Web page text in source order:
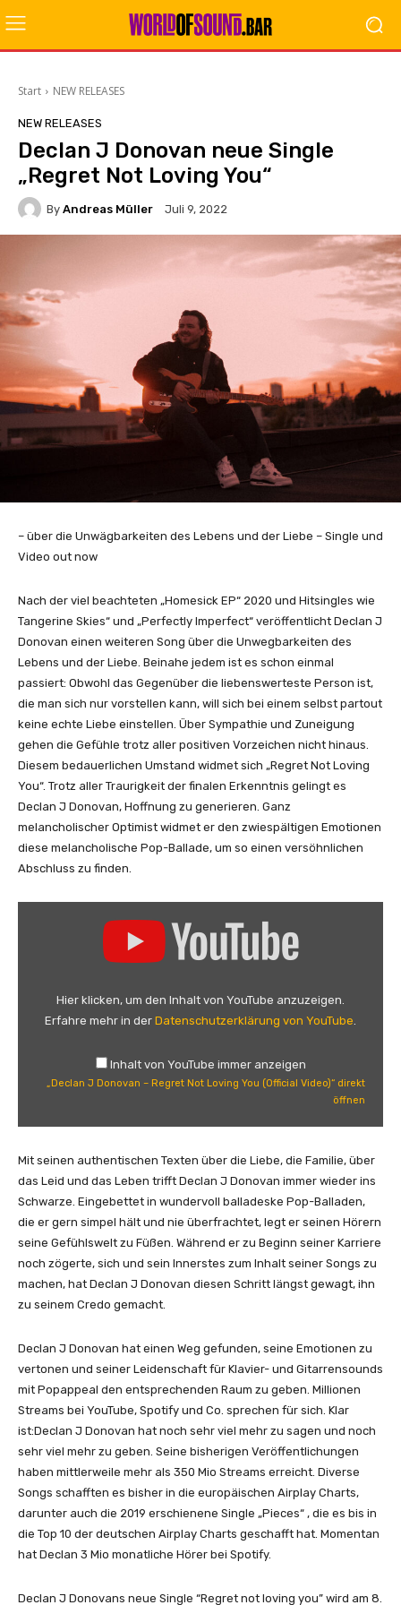
Start NEW RELEASES
NEW RELEASES
Declan J Donovan neue Single
„Regret Not Loving You“
By Andreas Müller Juli 9, 2022
– über die Unwägbarkeiten des Lebens und der Liebe – Single und
Video out now
Nach der viel beachteten „Homesick EP“ 2020 und Hitsingles wie
Tangerine Skies“ und „Perfectly Imperfect“ veröffentlicht Declan J
Donovan einen weiteren Song über die Unwegbarkeiten des
Lebens und der Liebe. Beinahe jedem ist es schon einmal
passiert: Obwohl das Gegenüber die liebenswerteste Person ist,
die man sich nur vorstellen kann, will sich bei einem selbst partout
keine echte Liebe einstellen. Über Sympathie und Zuneigung
gehen die Gefühle trotz aller positiven Vorzeichen nicht hinaus.
Diesem bedauerlichen Umstand widmet sich „Regret Not Loving
You“. Trotz aller Traurigkeit der finalen Erkenntnis gelingt es
Declan J Donovan, Hoffnung zu generieren. Ganz
melancholischer Optimist widmet er den zwiespältigen Emotionen
diese melancholische Pop-Ballade, um so einen versöhnlichen
Abschluss zu finden.
v
a
n
–
R
e
g
r
t
N
o
t
L
o
v
i
n
g
Y
u
Hier klicken, um den Inhalt von YouTube anzuzeigen.
Erfahre mehr in der Datenschutzerklärung von YouTube.
Inhalt von YouTube immer anzeigen
„Declan J Donovan – Regret Not Loving You (Official Video)“ direkt
öffnen
Mit seinen authentischen Texten über die Liebe, die Familie, über
das Leid und das Leben trifft Declan J Donovan immer wieder ins
Schwarze. Eingebettet in wundervoll balladeske Pop-Balladen,
die er gern simpel hält und nie überfrachtet, legt er seinen Hörern
seine Gefühlswelt zu Füßen. Während er zu Beginn seiner Karriere
noch zögerte, sich und sein Innerstes zum Inhalt seiner Songs zu
machen, hat Declan J Donovan diesen Schritt längst gewagt, ihn
zu seinem Credo gemacht.
Declan J Donovan hat einen Weg gefunden, seine Emotionen zu
vertonen und seiner Leidenschaft für Klavier- und Gitarrensounds
mit Popappeal den entsprechenden Raum zu geben. Millionen
Streams bei YouTube, Spotify und Co. sprechen für sich. Klar
ist:Declan J Donovan hat noch sehr viel mehr zu sagen und noch
sehr viel mehr zu geben. Seine bisherigen Veröffentlichungen
haben mittlerweile mehr als 350 Mio Streams erreicht. Diverse
Songs schafften es bisher in die europäischen Airplay Charts,
darunter auch die 2019 erschienene Single „Pieces“ , die es bis in
die Top 10 der deutschen Airplay Charts geschafft hat. Momentan
hat Declan 3 Mio monatliche Hörer bei Spotify.
Declan J Donovans neue Single “Regret not loving you” wird am 8.